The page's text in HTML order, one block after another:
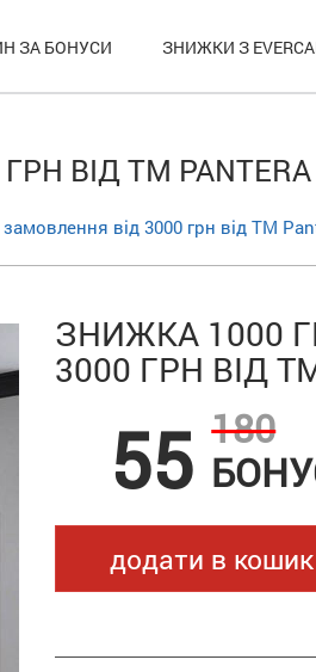
ЗА БОНУСИ ЗНИЖКИ З
ВІД ТМ PANTERA
від 3000 грн від ТМ
ЗНИЖКА 1000
3000 ГРН ВІД
55 180
додати в кошик